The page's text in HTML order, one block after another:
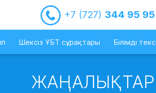
+7 (727) 344 95 95
Шексіз ҰБТ сұрақтары Білімді
ЖАҢАЛЫҚТАР